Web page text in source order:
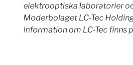
elektrooptiska laboratorier
Moderbolaget LC-Tec
information om LC-Tec finns